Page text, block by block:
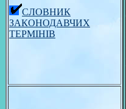
СЛОВНИК
ЗАКОНОДАВЧИХ
ТЕРМІНІВ